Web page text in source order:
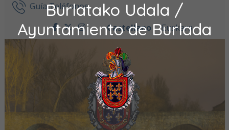
Burlatako Udala /
Ayuntamiento de Burlada
Ir al contenidoGuía Teléfonos
facebook
twitter
instagram
Castellano Euskara